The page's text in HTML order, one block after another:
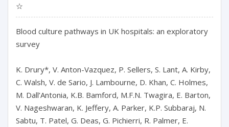
☆
Blood culture pathways in UK hospitals: an exploratory
survey
K. Drury*, V. Anton-Vazquez, P. Sellers, S. Lant, A. Kirby,
C. Walsh, V. de Sario, J. Lambourne, D. Khan, C. Holmes,
M. Dall’Antonia, K.B. Bamford, M.F.N. Twagira, E. Barton,
V. Nageshwaran, K. Jeffery, A. Parker, K.P. Subbaraj, N.
Sabtu, T. Patel, G. Deas, G. Pichierri, R. Palmer, E.